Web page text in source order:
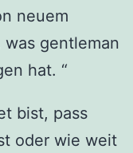
neuem
gentleman
hat. “
bist, pass
oder wie weit